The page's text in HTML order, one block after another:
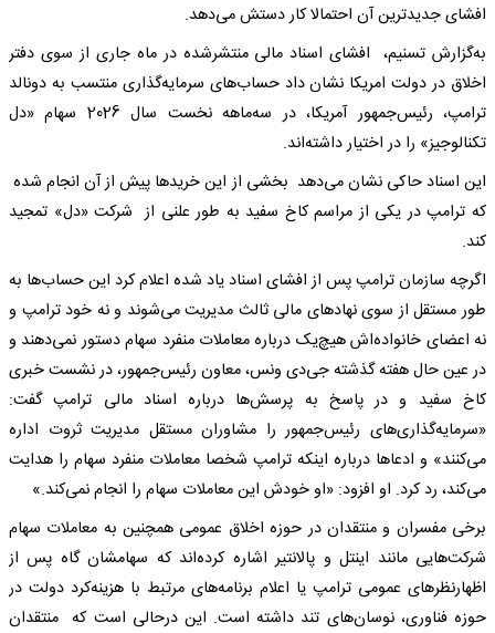
افشای جدیدترین آن احتمالا کار دستش می‌دهد.
به‌گزارش تسنیم، افشای اسناد مالی منتشرشده در ماه جاری از سوی دفتر
اخلاق در دولت امریکا نشان داد حساب‌های سرمایه‌گذاری منتسب به دونالد
ترامپ، رئیس‌جمهور آمریکا، در سه‌ماهه نخست سال 2026 سهام «دل
تکنالوجیز» را در اختیار داشته‌اند.
این اسناد حاکی نشان می‌دهد بخشی از این خریدها پیش از آن انجام شده
که ترامپ در یکی از مراسم کاخ سفید به طور علنی از شرکت «دل» تمجید
کند.
اگرچه سازمان ترامپ پس از افشای اسناد یاد شده اعلام کرد این حساب‌ها به
طور مستقل از سوی نهادهای مالی ثالث مدیریت می‌شوند و نه خود ترامپ و
نه اعضای خانواده‌اش هیچ‌یک درباره معاملات منفرد سهام دستور نمی‌دهند و
در عین حال هفته گذشته جی‌دی ونس، معاون رئیس‌جمهور، در نشست خبری
کاخ سفید و در پاسخ به پرسش‌ها درباره اسناد مالی ترامپ گفت:
«سرمایه‌گذاری‌های رئیس‌جمهور را مشاوران مستقل مدیریت ثروت اداره
می‌کنند» و ادعاها درباره اینکه ترامپ شخصا معاملات منفرد سهام را هدایت
می‌کند، رد کرد. او افزود: «او خودش این معاملات سهام را انجام نمی‌کند.»
برخی مفسران و منتقدان در حوزه اخلاق عمومی همچنین به معاملات سهام
شرکت‌هایی مانند اینتل و پالانتیر اشاره کرده‌اند که سهامشان گاه پس از
اظهارنظرهای عمومی ترامپ یا اعلام برنامه‌های مرتبط با هزینه‌کرد دولت در
حوزه فناوری، نوسان‌های تند داشته است. این درحالی است که منتقدان